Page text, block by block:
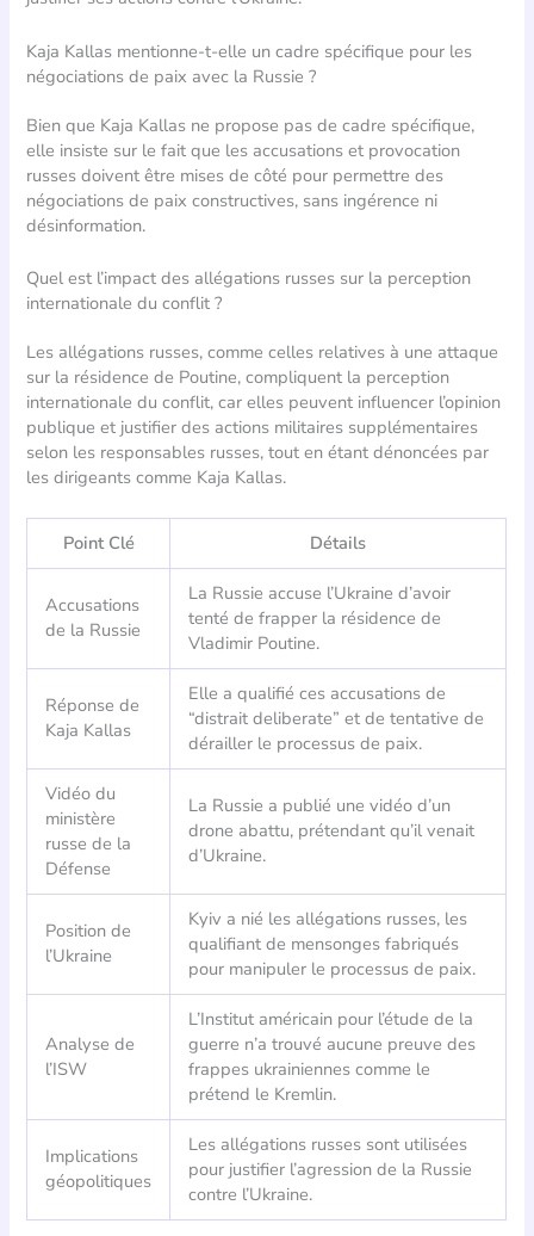
Kaja Kallas mentionne-t-elle un cadre spécifique pour les
négociations de paix avec la Russie ?
Bien que Kaja Kallas ne propose pas de cadre spécifique,
elle insiste sur le fait que les accusations et provocation
russes doivent être mises de côté pour permettre des
négociations de paix constructives, sans ingérence ni
désinformation.
Quel est l’impact des allégations russes sur la perception
internationale du conflit ?
Les allégations russes, comme celles relatives à une attaque
sur la résidence de Poutine, compliquent la perception
internationale du conflit, car elles peuvent influencer l’opinion
publique et justifier des actions militaires supplémentaires
selon les responsables russes, tout en étant dénoncées par
les dirigeants comme Kaja Kallas.
Point Clé Détails
Accusations
de la Russie
La Russie accuse l’Ukraine d’avoir
tenté de frapper la résidence de
Vladimir Poutine.
Réponse de
Kaja Kallas
Elle a qualifié ces accusations de
“distrait deliberate” et de tentative de
dérailler le processus de paix.
Vidéo du
ministère
russe de la
Défense
La Russie a publié une vidéo d’un
drone abattu, prétendant qu’il venait
d’Ukraine.
Position de
l’Ukraine
Kyiv a nié les allégations russes, les
qualifiant de mensonges fabriqués
pour manipuler le processus de paix.
Analyse de
l’ISW
L’Institut américain pour l’étude de la
guerre n’a trouvé aucune preuve des
frappes ukrainiennes comme le
prétend le Kremlin.
Implications
géopolitiques
Les allégations russes sont utilisées
pour justifier l’agression de la Russie
contre l’Ukraine.